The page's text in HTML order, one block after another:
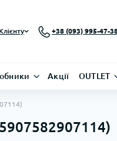
+38 (093) 995-47-
Акції OUTLET